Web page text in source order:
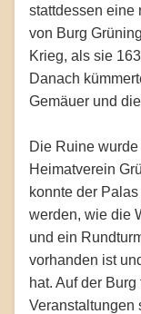
stattdessen eine
von Burg
Krieg, als sie
Danach
Gemäuer und
Die Ruine
Heimatverein
konnte der
werden, wie die
und ein
vorhanden ist
hat. Auf der
Veranstaltungen